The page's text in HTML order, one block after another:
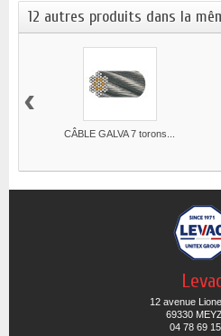
12 autres produits dans la
CÂBLE GALVA 7 torons...
‹
12 avenue
69330
04 78 69